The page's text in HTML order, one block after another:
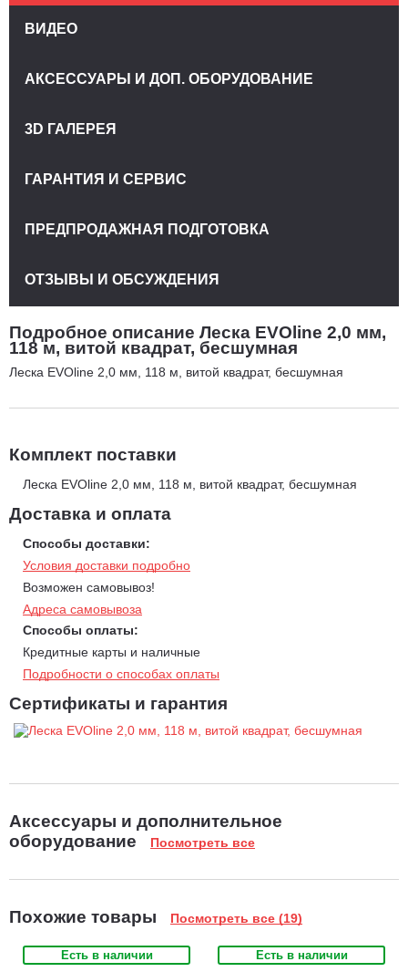
Подробное описание Леска EVOline 2,0 мм,
118 м, витой квадрат, бесшумная
Леска EVOline 2,0 мм, 118 м, витой квадрат, бесшумная
Комплект поставки
Леска EVOline 2,0 мм, 118 м, витой квадрат, бесшумная
Доставка и оплата
Способы доставки:
Условия доставки подробно
Возможен самовывоз!
Адреса самовывоза
Способы оплаты:
Кредитные карты и наличные
Подробности о способах оплаты
Сертификаты и гарантия
Аксессуары и дополнительное
оборудование
Посмотреть все
Похожие товары Посмотреть все (19)
Есть в наличии Есть в наличии
ВИДЕО
АКСЕССУАРЫ И ДОП. ОБОРУДОВАНИЕ
3D ГАЛЕРЕЯ
ГАРАНТИЯ И СЕРВИС
ПРЕДПРОДАЖНАЯ ПОДГОТОВКА
ОТЗЫВЫ И ОБСУЖДЕНИЯ